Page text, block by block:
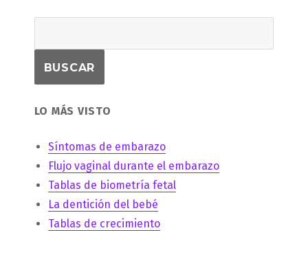
LO MÁS VISTO
Síntomas de embarazo
Flujo vaginal durante el embarazo
Tablas de biometría fetal
La dentición del bebé
Tablas de crecimiento